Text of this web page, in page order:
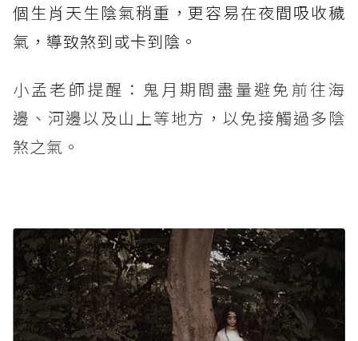
個生肖天生陰氣稍重，更容易在夜間吸收穢
氣，導致煞到或卡到陰。
小孟老師提醒：鬼月期間盡量避免前往海
邊、河邊以及山上等地方，以免接觸過多陰
煞之氣。